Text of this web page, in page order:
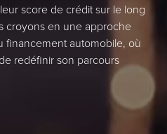
score de crédit sur le long
croyons en une approche
financement automobile, où
redéfinir son parcours